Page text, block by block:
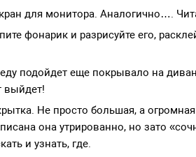
для монитора. Аналогично….
фонарик и разрисуйте его,
подойдет еще покрывало на
выйдет!
Не просто большая, а
она утрированно, но зато
и узнать, где.